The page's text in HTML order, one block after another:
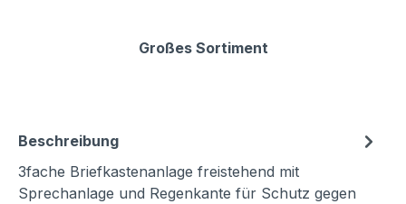
Großes Sortiment
Beschreibung
3fache Briefkastenanlage freistehend mit
Sprechanlage und Regenkante für Schutz gegen